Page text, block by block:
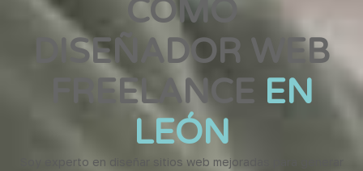
COMO
DISEÑADOR WEB
FREELANCE EN
LEÓN
Soy experto en diseñar sitios web mejoradas para generar